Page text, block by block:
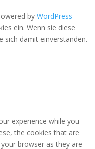
by WordPress
ein. Wenn sie diese
sich damit einverstanden.
experience while you
the cookies that are
browser as they are